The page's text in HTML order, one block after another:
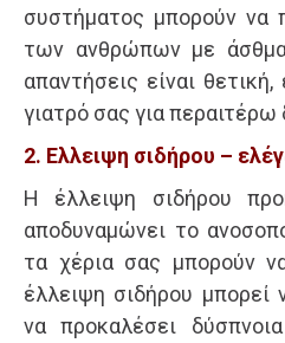
συστήματος μπορούν να
των ανθρώπων με
απαντήσεις είναι
γιατρό σας για περαιτέρω
2. Ελλειψη σιδήρου –
Η έλλειψη σιδήρου
αποδυναμώνει το
τα χέρια σας μπορούν
έλλειψη σιδήρου μπορεί
να προκαλέσει